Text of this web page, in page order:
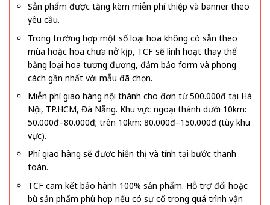
Sản phẩm được tặng kèm miễn phí thiệp và banner theo
yêu cầu.
Trong trường hợp một số loại hoa không có sẵn theo
mùa hoặc hoa chưa nở kịp, TCF sẽ linh hoạt thay thế
bằng loại hoa tương đương, đảm bảo form và phong
cách gần nhất với mẫu đã chọn.
Miễn phí giao hàng nội thành cho đơn từ 500.000đ tại Hà
Nội, TP.HCM, Đà Nẵng. Khu vực ngoại thành dưới 10km:
50.000đ–80.000đ; trên 10km: 80.000đ–150.000đ (tùy khu
vực).
Phí giao hàng sẽ được hiển thị và tính tại bước thanh
toán.
TCF cam kết bảo hành 100% sản phẩm. Hỗ trợ đổi hoặc
bù sản phẩm phù hợp nếu có sự cố trong quá trình vận